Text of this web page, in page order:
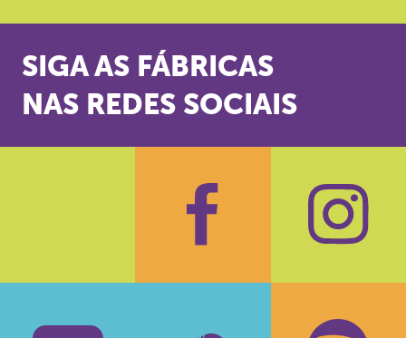
SIGA AS FÁBRICAS
NAS REDES SOCIAIS
Facebook